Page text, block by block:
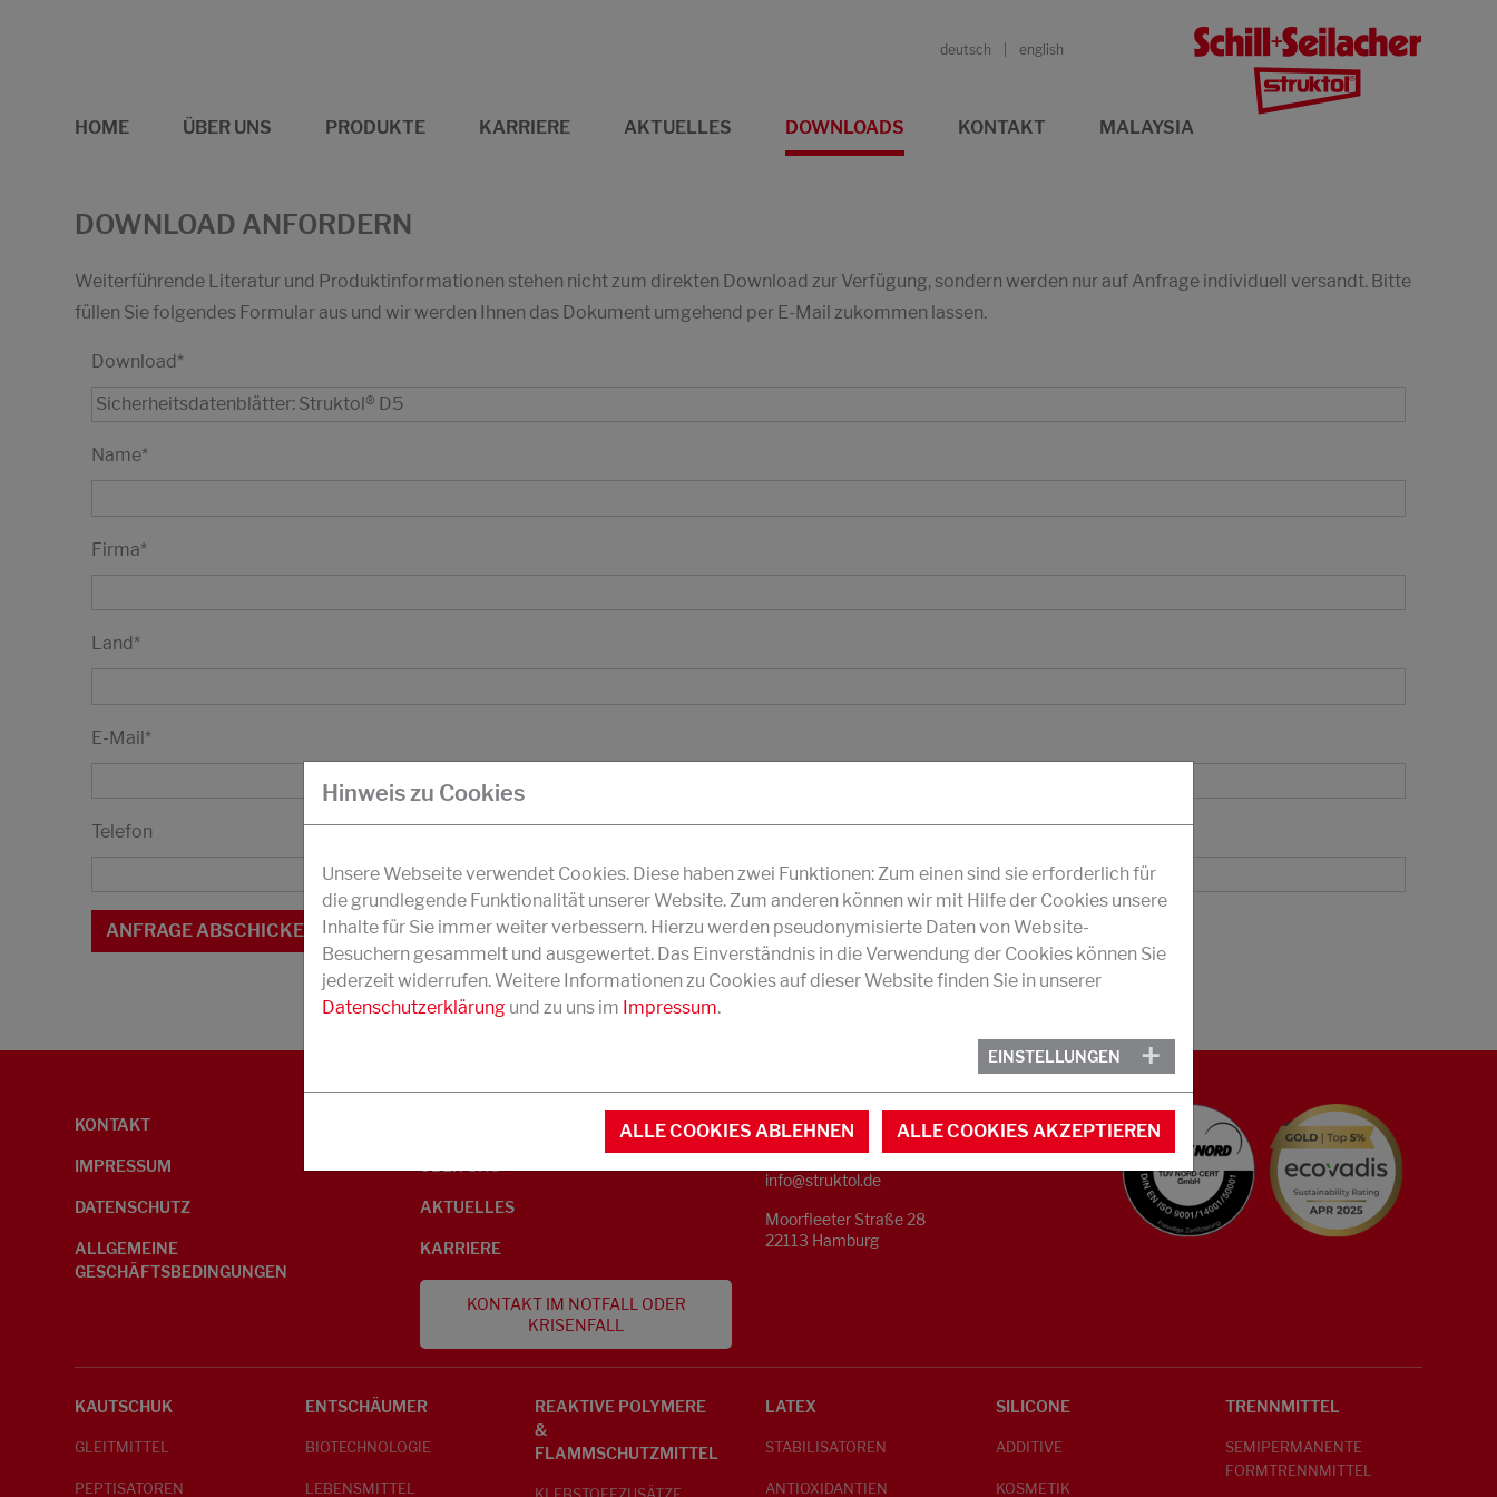
deutsch english
HOME ÜBER UNS PRODUKTE KARRIERE AKTUELLES DOWNLOADS KONTAKT MALAYSIA
DOWNLOAD ANFORDERN
Weiterführende Literatur und Produktinformationen stehen nicht zum direkten Download zur Verfügung, sondern werden nur auf Anfrage individuell versandt. Bitte
füllen Sie folgendes Formular aus und wir werden Ihnen das Dokument umgehend per E-Mail zukommen lassen.
Download*
Name*
Firma*
Land*
E-Mail*
Telefon
KONTAKT
IMPRESSUM
DATENSCHUTZ
ALLGEMEINE
GESCHÄFTSBEDINGUNGEN
UMWELTINFORMATIONEN
AKTUELLES
KARRIERE
KONTAKT IM NOTFALL ODER
KRISENFALL
KONTAKT
Telefon +49 40 733 62 - 0
info@struktol.de
Moorfleeter Straße 28
22113 Hamburg
KAUTSCHUK
GLEITMITTEL
PEPTISATOREN
ENTSCHÄUMER
BIOTECHNOLOGIE
LEBENSMITTEL
REAKTIVE POLYMERE
&
FLAMMSCHUTZMITTEL
LATEX
STABILISATOREN
ANTIOXIDANTIEN
SILICONE
ADDITIVE
KOSMETIK
TRENNMITTEL
SEMIPERMANENTE
FORMTRENNMITTEL
Hinweis zu Cookies
Unsere Webseite verwendet Cookies. Diese haben zwei Funktionen: Zum einen sind sie erforderlich für
die grundlegende Funktionalität unserer Website. Zum anderen können wir mit Hilfe der Cookies unsere
Inhalte für Sie immer weiter verbessern. Hierzu werden pseudonymisierte Daten von Website-
Besuchern gesammelt und ausgewertet. Das Einverständnis in die Verwendung der Cookies können Sie
jederzeit widerrufen. Weitere Informationen zu Cookies auf dieser Website finden Sie in unserer
Datenschutzerklärung und zu uns im Impressum.
EINSTELLUNGEN
ALLE COOKIES ABLEHNEN ALLE COOKIES AKZEPTIEREN